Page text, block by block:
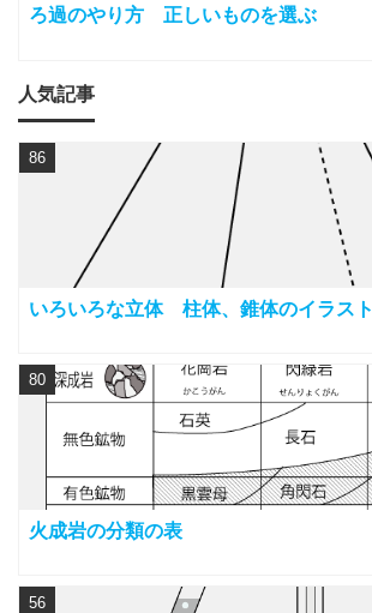
ろ過のやり方 正しいものを選ぶ
人気記事
いろいろな立体 柱体、錐体のイラスト
86
火成岩の分類の表
80
56